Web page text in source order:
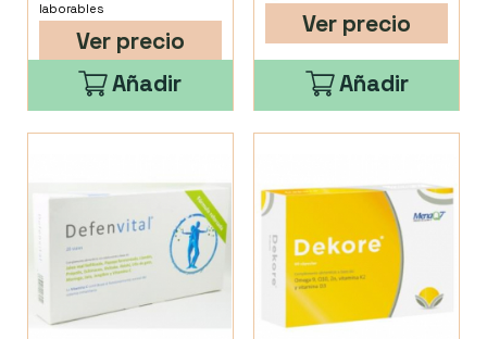
laborables
Ver precio
Añadir
Ver precio
Añadir